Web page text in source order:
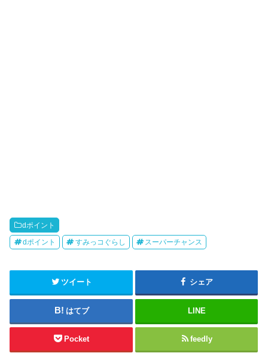
dポイント
dポイント すみっコぐらし スーパーチャンス
ツイート シェア
はてブ LINE
Pocket feedly